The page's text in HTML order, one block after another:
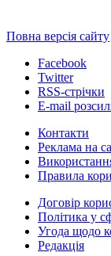
Повна версія сайту
Facebook
Twitter
RSS-стрічки
E-mail
Контакти
Реклама на
Правила
Договір
Політика у
Угода щодо
Редакція